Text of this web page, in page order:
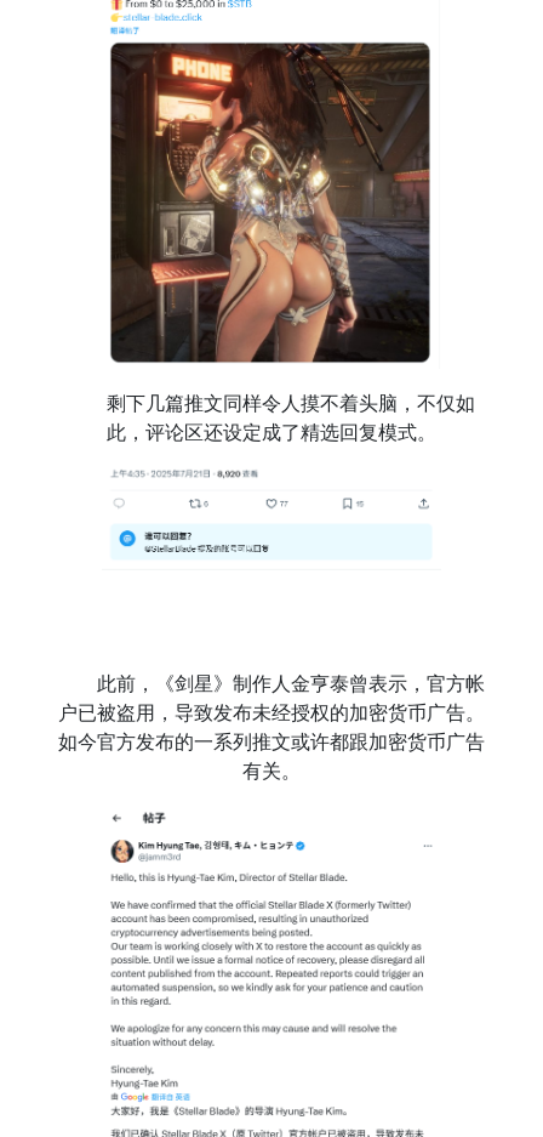
剩下几篇推文同样令人摸不着头脑，不仅如
此，评论区还设定成了精选回复模式。
此前，《剑星》制作人金亨泰曾表示，官方帐
户已被盗用，导致发布未经授权的加密货币广告。
如今官方发布的一系列推文或许都跟加密货币广告
有关。